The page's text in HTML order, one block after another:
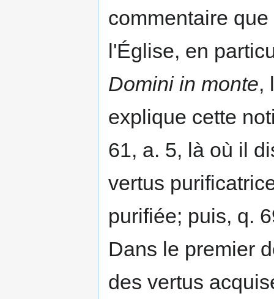
commentaire
l'Église, en
Domini in monte,
explique cette
61, a. 5, là où il
vertus
purifiée; puis, q.
Dans le premier
des vertus